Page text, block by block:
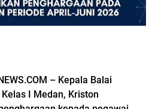
– Kepala Balai
I Medan, Kriston